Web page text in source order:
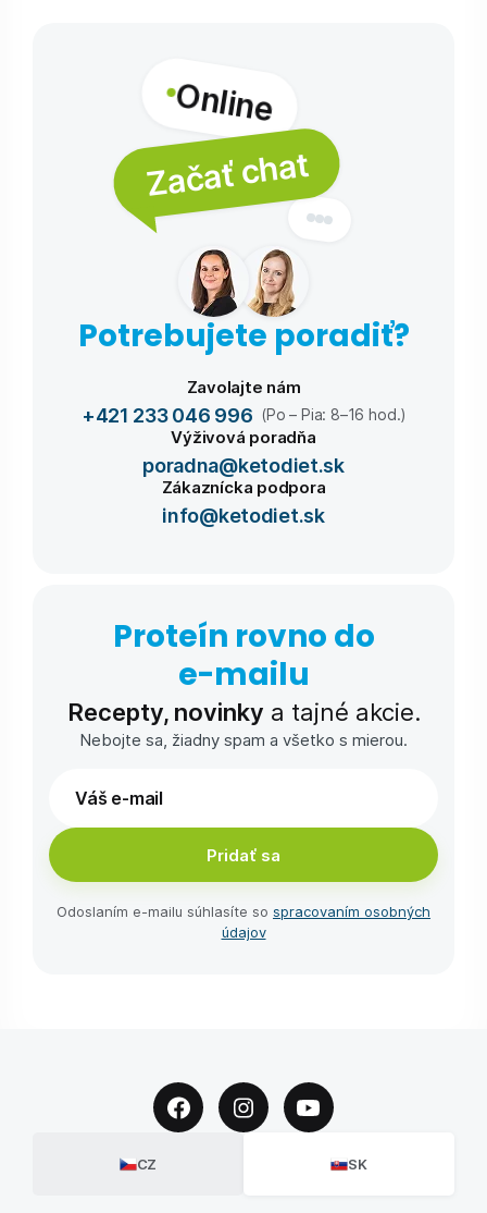
Online
Začať chat
Potrebujete poradiť?
Zavolajte nám
+421 233 046 996 (Po – Pia: 8–16 hod.)
Výživová poradňa
poradna@ketodiet.sk
Zákaznícka podpora
info@ketodiet.sk
Proteín rovno do
e-⁠mailu
Recepty, novinky a tajné akcie.
Nebojte sa, žiadny spam a všetko s mierou.
Pridať sa
Odoslaním e-⁠mailu súhlasíte so spracovaním osobných
údajov
CZ SK